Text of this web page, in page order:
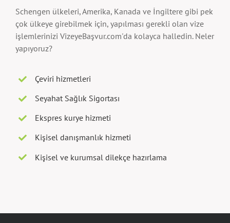
Schengen ülkeleri, Amerika, Kanada ve İngiltere gibi pek
çok ülkeye girebilmek için, yapılması gerekli olan vize
işlemlerinizi VizeyeBaşvur.com'da kolayca halledin. Neler
yapıyoruz?
Çeviri hizmetleri
Seyahat Sağlık Sigortası
Ekspres kurye hizmeti
Kişisel danışmanlık hizmeti
Kişisel ve kurumsal dilekçe hazırlama